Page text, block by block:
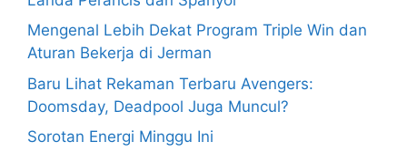
Mengenal Lebih Dekat Program Triple Win dan
Aturan Bekerja di Jerman
Baru Lihat Rekaman Terbaru Avengers:
Doomsday, Deadpool Juga Muncul?
Sorotan Energi Minggu Ini